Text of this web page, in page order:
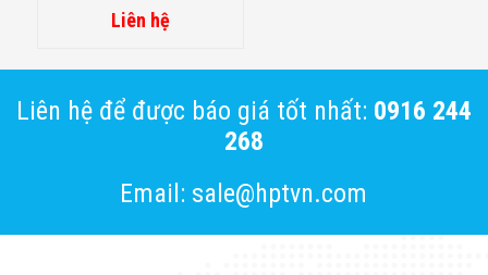
Liên hệ
Liên hệ để được báo giá tốt nhất: 0916 244
268
Email: sale@hptvn.com